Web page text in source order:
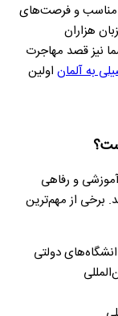
مناسب و فرصت‌های
هزاران
نیز قصد مهاجرت
به آلمان اولین
آموزشی و رفاهی
برخی از مهم‌ترین
دولتی